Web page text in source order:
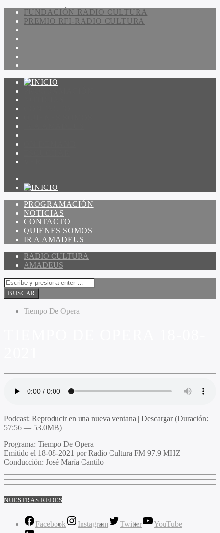
FUNDACIÓN RADIO CULTURA
PREMIO RFI-RADIO CULTURA
PROGRAMACIÓN
NOTICIAS
CONTACTO
QUIENES SOMOS
IR A AMADEUS
RADIO CULTURA
AMADEUS
Tiempo De Opera
Podcast: Reproducir en una nueva ventana | Descargar(Duración:
57:56 — 53.0MB)
Programa: Tiempo De Opera
Emitido el 18-08-2021 por Radio Cultura FM 97.9 MHZ
Conducción: José María Cantilo
NUESTRAS REDES
Facebook Instagram Twitter
YouTube